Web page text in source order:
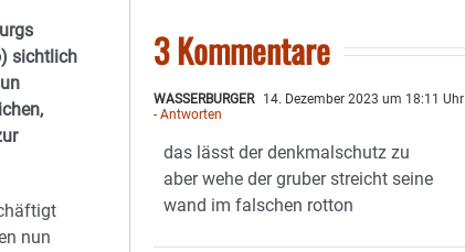
sichtlich
nun
3 Kommentare
WASSERBURGER
14. Dezember 2023 um 18:11 Uhr
- Antworten
das lässt der denkmalschutz zu
aber wehe der gruber streicht seine
wand im falschen rotton